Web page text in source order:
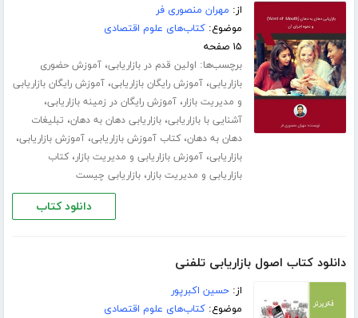
از: مهران منصوری فر
موضوع:کتاب‌های علوم اقتصادی
۱۵ صفحه
برچسب‌ها: اولین قدم در بازاریابی،آموزش حضوری
بازاریابی،آموزش رایگان بازاریابی،آموزش رایگان بازاریابی
و مدیریت بازار،آموزش رایگان در زمینه بازاریابی،
آشنایی با بازاریابی،بازاریابی دهان به دهان، تبلیغات
دهان به دهان،کتاب آموزش بازاریابی،آموزش بازاریابی،
بازاریابی،آموزش بازاریابی و مدیریت بازار،کتاب
بازاریابی و مدیریت بازار،بازاریابی چیست
دانلود کتاب
دانلود کتاب اصول بازاریابی تلفنی
از:حسین اکبرپور
موضوع:کتاب‌های علوم اقتصادی